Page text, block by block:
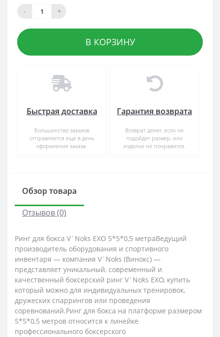
-
+
В КОРЗИНУ
Быстрая доставка
Большинство заказов
отправляется еще в день
оформления заказа.
Гарантия возврата
Возврат денег, если не
подойдет размер, или
изделие не понравится.
Обзор товара
Отзывов (0)
Ринг для бокса V`Noks EXO 5*5*0,5 метраВедущий
производитель оборудования и спортивного
инвентаря — компания V`Noks (Винокс) —
представляет уникальный, современный и
качественный боксерский ринг V`Noks EXO, купить
который можно для индивидуальных тренировок,
дружеских спаррингов или проведения
соревнований.Ринг для бокса на платформе размером
5*5*0,5 метров относится к линейке
профессионального боксерского